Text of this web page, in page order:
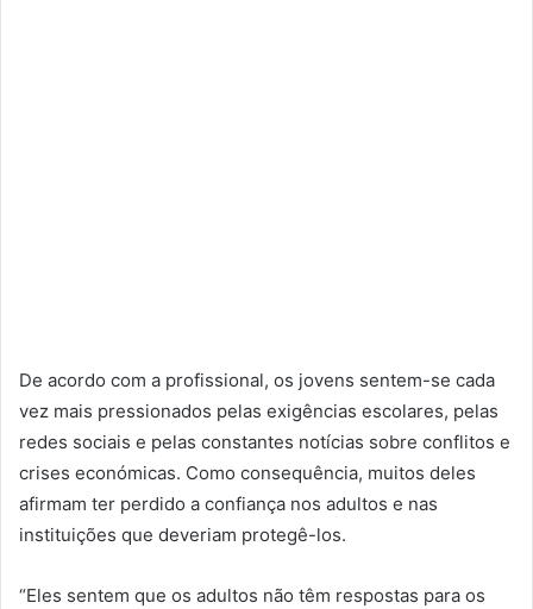
De acordo com a profissional, os jovens sentem-se cada
vez mais pressionados pelas exigências escolares, pelas
redes sociais e pelas constantes notícias sobre conflitos e
crises económicas. Como consequência, muitos deles
afirmam ter perdido a confiança nos adultos e nas
instituições que deveriam protegê-los.
“Eles sentem que os adultos não têm respostas para os